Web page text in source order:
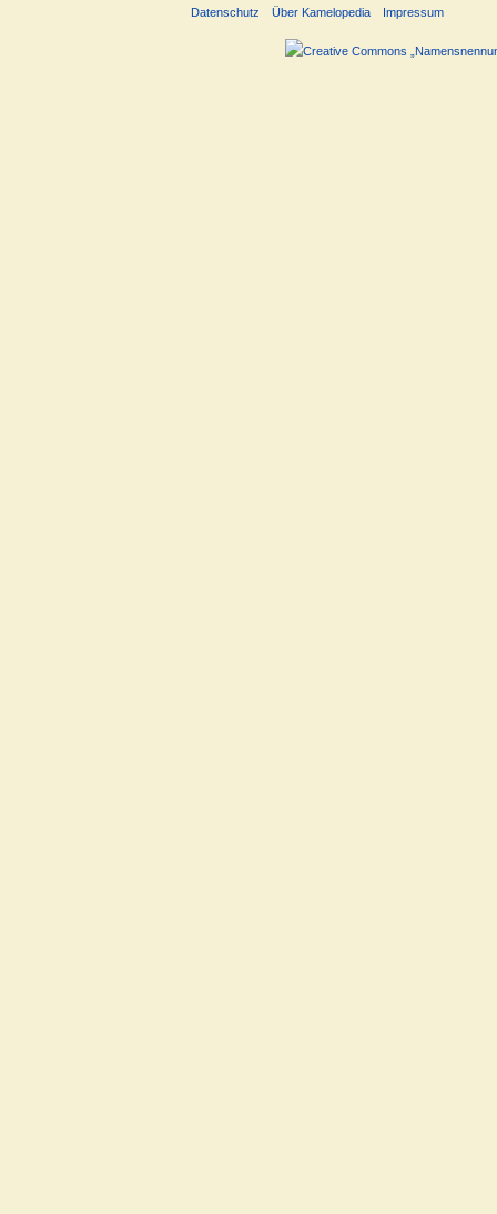
Datenschutz Über Kamelopedia Impressum